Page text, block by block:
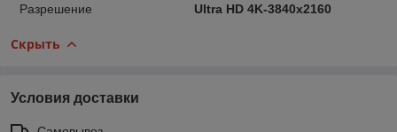
Разрешение
Ultra HD 4K-3840x2160
Скрыть
Условия доставки